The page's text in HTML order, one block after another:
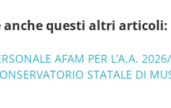
anche questi altri articoli:
AFAM PER L’A.A.
STATALE DI